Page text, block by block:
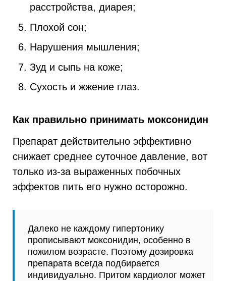
расстройства, диарея;
Плохой сон;
Нарушения мышления;
Зуд и сыпь на коже;
Сухость и жжение глаз.
Как правильно принимать моксонидин
Препарат действительно эффективно
снижает среднее суточное давление, вот
только из-за выраженных побочных
эффектов пить его нужно осторожно.
Далеко не каждому гипертонику
прописывают моксонидин, особенно в
пожилом возрасте. Поэтому дозировка
препарата всегда подбирается
индивидуально. Притом кардиолог может